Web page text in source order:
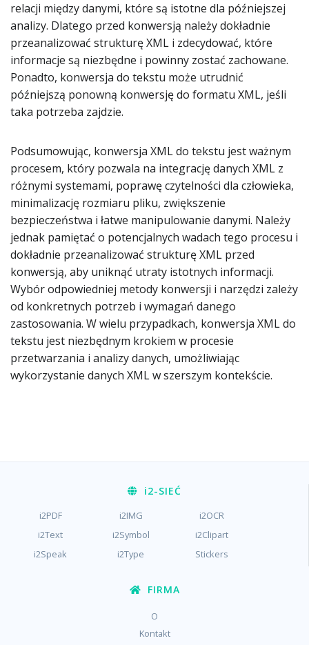
relacji między danymi, które są istotne dla późniejszej
analizy. Dlatego przed konwersją należy dokładnie
przeanalizować strukturę XML i zdecydować, które
informacje są niezbędne i powinny zostać zachowane.
Ponadto, konwersja do tekstu może utrudnić
późniejszą ponowną konwersję do formatu XML, jeśli
taka potrzeba zajdzie.
Podsumowując, konwersja XML do tekstu jest ważnym
procesem, który pozwala na integrację danych XML z
różnymi systemami, poprawę czytelności dla człowieka,
minimalizację rozmiaru pliku, zwiększenie
bezpieczeństwa i łatwe manipulowanie danymi. Należy
jednak pamiętać o potencjalnych wadach tego procesu i
dokładnie przeanalizować strukturę XML przed
konwersją, aby uniknąć utraty istotnych informacji.
Wybór odpowiedniej metody konwersji i narzędzi zależy
od konkretnych potrzeb i wymagań danego
zastosowania. W wielu przypadkach, konwersja XML do
tekstu jest niezbędnym krokiem w procesie
przetwarzania i analizy danych, umożliwiając
wykorzystanie danych XML w szerszym kontekście.
i2-SIEĆ
i2PDF i2IMG
i2OCR
i2Text
i2Symbol
i2Clipart
i2Speak
i2Type Stickers
FIRMA
O
Kontakt